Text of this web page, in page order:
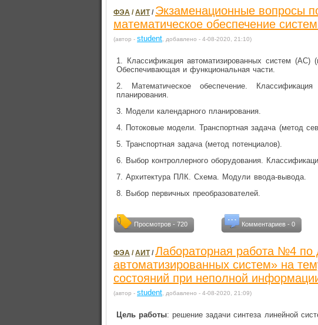
ФЭА /АИТ/ Экзаменационные вопросы
математическое обеспечение
(автор - student , добавлено - 4-08-2020, 21:10)
1. Классификация автоматизированных систем (АС)
Обеспечивающая и функциональная части.
2. Математическое обеспечение.
планирования.
3. Модели календарного планирования.
4. Потоковые модели. Транспортная задача (метод
5. Транспортная задача (метод потенциалов).
6. Выбор контроллерного оборудования.
7. Архитектура ПЛК. Схема. Модули ввода-вывода.
8. Выбор первичных преобразователей.
Просмотров - 720 Комментариев - 0
ФЭА /АИТ/ Лабораторная работа №4 по
автоматизированных систем» на
состояний при неполной
(автор - student , добавлено - 4-08-2020, 21:09)
Цель работы: решение задачи синтеза линейной